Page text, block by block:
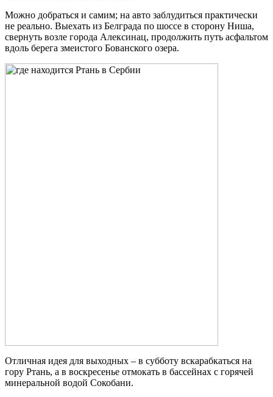
Можно добраться и самим; на авто заблудиться практически
не реально. Выехать из Белграда по шоссе в сторону Ниша,
свернуть возле города Алексинац, продолжить путь асфальтом
вдоль берега змеистого Бованского озера.
Отличная идея для выходных – в субботу вскарабкаться на
гору Ртань, а в воскресенье отмокать в бассейнах с горячей
минеральной водой Сокобани.